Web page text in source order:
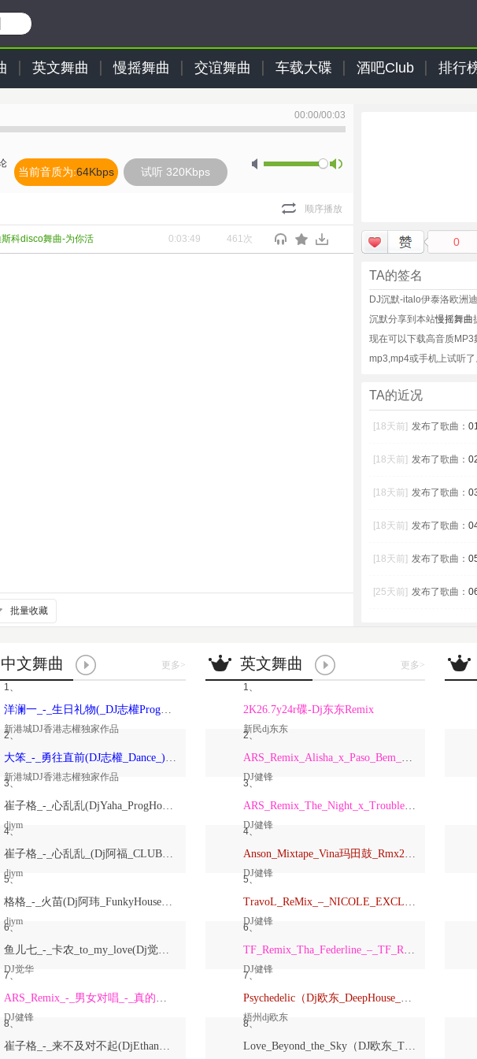
英文舞曲 慢摇舞曲 交谊舞曲 车载大碟 酒吧Club 排行
00:00/00:03
当前音质为:64Kbps 试听 320Kbps
顺序播放
科disco舞曲-为你活 0:03:49 461次
批量收藏
0
TA的签名
DJ沉默-italo伊泰洛欧洲
沉默分享到本站慢摇舞曲
现在可以下载高音质MP3
mp3,mp4或手机上试听了
TA的近况
[18天前] 发布了歌曲：
[18天前] 发布了歌曲：
[18天前] 发布了歌曲：
[18天前] 发布了歌曲：
[18天前] 发布了歌曲：
[25天前] 发布了歌曲：
中文舞曲 更多>
1、
洋澜一_-_生日礼物(_DJ志權ProgHouse_)无心睡眠鼓国语女原创Mix
新港城DJ香港志權独家作品
2、
大笨_-_勇往直前(DJ志權_Dance_)粤语男原创Mix
新港城DJ香港志權独家作品
3、
崔子格_-_心乱乱(DjYaha_ProgHouse_Mix国语女)
djym
4、
崔子格_-_心乱乱_(Dj阿福_CLUB_Mix国语女)
djym
5、
格格_-_火苗(Dj阿玮_FunkyHouse_Mix国语女)
djym
6、
鱼儿七_-_卡农_to_my_love(Dj觉华_Electro_Rmx_2026_V2)
DJ觉华
7、
ARS_Remix_-_男女对唱_-_真的爱着你
DJ健锋
8、
崔子格_-_来不及对不起(DjEthan翊轩_Melbourne_Mix国语女)
英文舞曲 更多>
1、
2K26.7y24r碟-Dj东东Remix
新民dj东东
2、
ARS_Remix_Alisha_x_Paso_Bem_Solto_2K25_ft_Daa_LeemingWart_Alexis
DJ健锋
3、
ARS_Remix_The_Night_x_Trouble_Is_A_Friend_x_Forver_Young_2K24…
DJ健锋
4、
Anson_Mixtape_Vina玛田鼓_Rmx2026_150
DJ健锋
5、
TravoL_ReMix_–_NICOLE_EXCLUSIVE_康熙TOYOKI_落泪_TravoL_HarderMix
DJ健锋
6、
TF_Remix_Tha_Federline_–_TF_Remix_DOTARapture_TF_REMIX_2026_VVIP
DJ健锋
7、
Psychedelic（Dj欧东_DeepHouse_2026）
梧州dj欧东
8、
Love_Beyond_the_Sky（DJ欧东_Trance）